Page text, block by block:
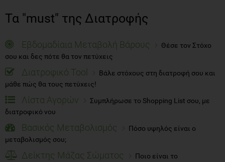
Τα "must" της Διατροφής
Εβδομαδίαια Μεταβολή Βάρους
Θέσε τον Στόχο
σου και δες πότε θα τον πετύχεις
Διατροφικό Tool
Βάλε στόχους στη διατροφή σου και
μάθε πώς θα τους πετύχεις!
Λίστα Αγορών
Συμπλήρωσε το Shopping List σου, με
διατροφικό νου
Βασικός Μεταβολισμός
Πόσο υψηλός είναι ο
μεταβολισμός σου;
Δείκτης Μάζας Σώματος
Ποιο είναι το